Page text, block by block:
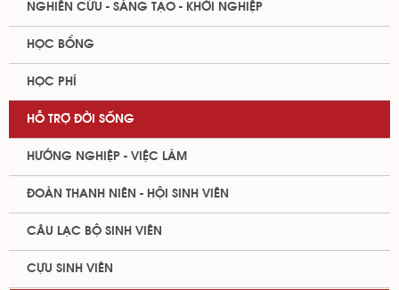
NGHIÊN CỨU - SÁNG TẠO - KHỞI NGHIỆP
HỌC BỔNG
HỌC PHÍ
HỖ TRỢ ĐỜI SỐNG
HƯỚNG NGHIỆP - VIỆC LÀM
ĐOÀN THANH NIÊN - HỘI SINH VIÊN
CÂU LẠC BỘ SINH VIÊN
CỰU SINH VIÊN